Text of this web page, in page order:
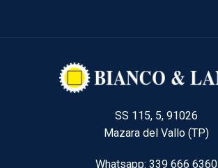
SS 115, 5, 91026
Mazara del Vallo (TP)
Whatsapp: 339 666 6360